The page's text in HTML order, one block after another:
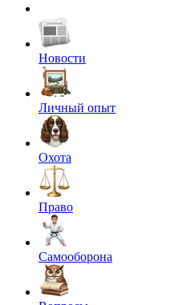
Новости
Личный опыт
Охота
Право
Самооборона